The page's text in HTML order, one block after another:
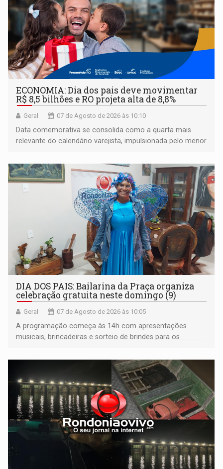
ECONOMIA: Dia dos pais deve movimentar
R$ 8,5 bilhões e RO projeta alta de 8,8%
Geral 07 de Agosto de 2026 às 10:10
Data comemorativa se consolida como a quarta mais
relevante do calendário varejista, impulsionada pelo menor
média do trabalhador
DIA DOS PAIS: Bailarina da Praça organiza
celebração gratuita neste domingo (9)
Geral 07 de Agosto de 2026 às 10:05
A programação começa às 14h com apresentações
musicais, brincadeiras e sorteio de brindes para os
bolo e canto de parabéns dedicado aos pais